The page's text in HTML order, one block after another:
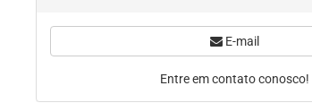
E-mail
Entre em contato conosco!